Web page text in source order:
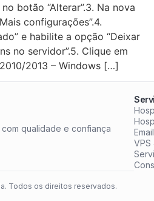
botão “Alterar”.3. Na nova
configurações”.4.
e habilite a opção “Deixar
no servidor”.5. Clique em
2013 – Windows […]
qualidade e confiança
VPS
Todos os direitos reservados.